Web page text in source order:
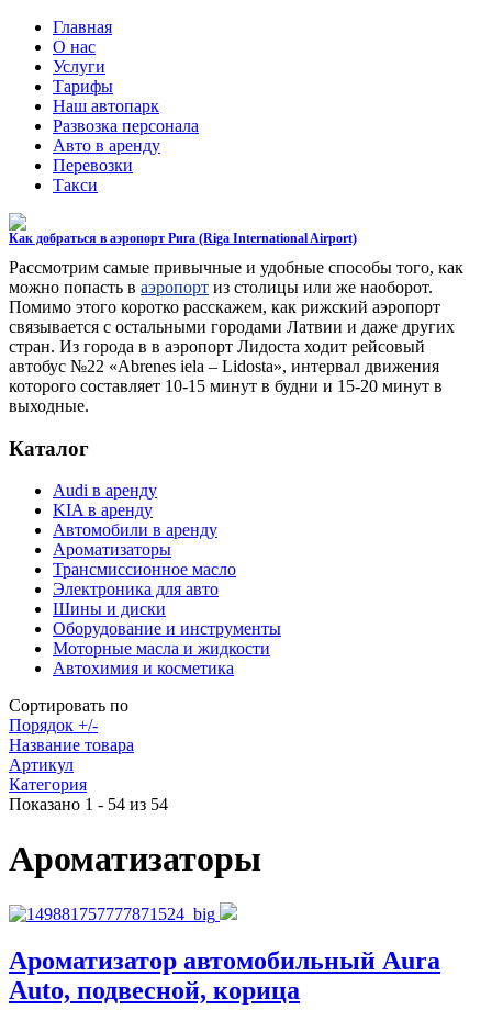
Главная
О нас
Услуги
Тарифы
Наш автопарк
Развозка персонала
Авто в аренду
Перевозки
Такси
Как добраться в аэропорт Рига (Riga International Airport)
Рассмотрим самые привычные и удобные способы того, как
можно попасть в аэропорт из столицы или же наоборот.
Помимо этого коротко расскажем, как рижский аэропорт
связывается с остальными городами Латвии и даже других
стран. Из города в в аэропорт Лидоста ходит рейсовый
автобус №22 «Abrenes iela – Lidosta», интервал движения
которого составляет 10-15 минут в будни и 15-20 минут в
выходные.
Каталог
Audi в аренду
KIA в аренду
Автомобили в аренду
Ароматизаторы
Трансмиссионное масло
Электроника для авто
Шины и диски
Оборудование и инструменты
Моторные масла и жидкости
Автохимия и косметика
Сортировать по
Порядок +/-
Название товара
Артикул
Категория
Показано 1 - 54 из 54
Ароматизаторы
Ароматизатор автомобильный Aura
Auto, подвесной, корица